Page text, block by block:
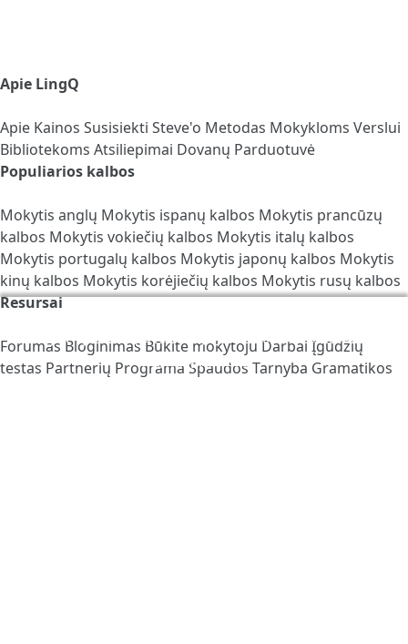
LingQ. Apsilankę avetainėje Jūs sutinkate su mūsų
slapukų politika .
Apie LingQ
Apie Kainos Susisiekti Steve'o Metodas Mokykloms Verslui
Bibliotekoms Atsiliepimai Dovanų Parduotuvė
Populiarios kalbos
Mokytis anglų Mokytis ispanų kalbos Mokytis prancūzų
kalbos Mokytis vokiečių kalbos Mokytis italų kalbos
Mokytis portugalų kalbos Mokytis japonų kalbos Mokytis
kinų kalbos Mokytis korėjiečių kalbos Mokytis rusų kalbos
Resursai
Forumas Bloginimas Būkite mokytoju Darbai Įgūdžių
testas Partnerių Programa Spaudos Tarnyba Gramatikos